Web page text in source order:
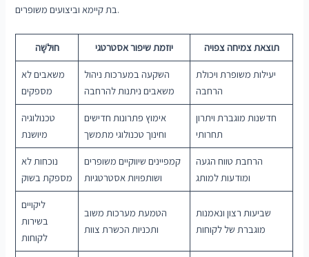
בת קיימא וביצועים משופרים.
חוּלשָׁה יוזמת שיפור אסטרטגי תוצאת צמיחה צפויה
משאבים לא
מספקים
השקעה במערכות ניהול
משאבים ניתנות להרחבה
יעילות משופרת ויכולת
הרחבה
טכנולוגיה
מיושנת
אימוץ פתרונות חדישים
וחינוך טכנולוגי מתמשך
חדשנות מוגברת ויתרון
תחרותי
נוכחות לא
מספקת בשוק
קמפיינים שיווקיים משופרים
ושותפויות אסטרטגיות
הרחבת טווח הגעה
ומודעות למותג
ליקויים
בשירות
לקוחות
הטמעת מערכות משוב
ותכניות הכשרת צוות
שביעות רצון ונאמנות
מוגברת של לקוחות